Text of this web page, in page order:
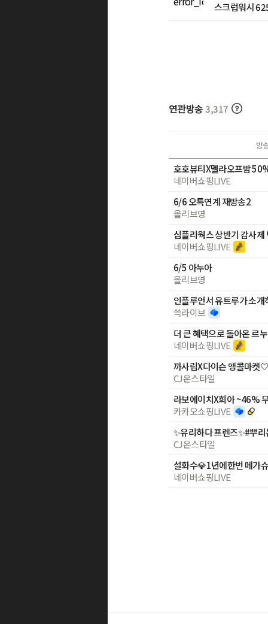
스크럽워시
연관방송 3,317
방
호호뷰티X멜라오프밤
네이버쇼핑LIVE
6/6 오특연계 재방송2
올리브영
네이버쇼핑LIVE
6/5 아누아
올리브영
쓱라이브
더 큰 혜택으로 돌아온 르
네이버쇼핑LIVE
CJ온스타일
라보에이치X희아 ~46%
카카오쇼핑LIVE
CJ온스타일
네이버쇼핑LIVE